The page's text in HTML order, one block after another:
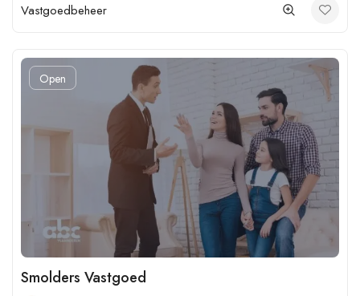
Vastgoedbeheer
Open
Smolders Vastgoed